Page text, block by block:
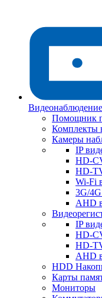
Видеонаблюдение
Помощник
Комплекты
Камеры
IP
HD-
HD-
Wi-Fi
3G/
AHD
IP
HD-
HD-
AHD
HDD
Карты
Мониторы